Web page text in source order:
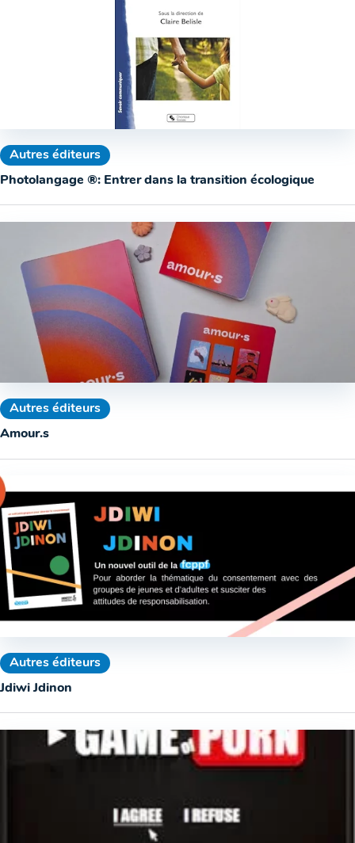
Autres éditeurs
Photolangage ®: Entrer dans la transition écologique
Autres éditeurs
Amour.s
Autres éditeurs
Jdiwi Jdinon